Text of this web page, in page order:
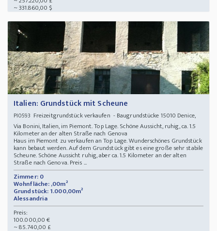
~ 331.860,00 $
Italien: Grundstück mit Scheune
PI0593 Freizeitgrundstück verkaufen - Baugrundstücke 15010 Denice,
Via Bonini, Italien, im Piemont. Top Lage. Schöne Aussicht, ruhig, ca. 1.5
Kilometer an der alten Straße nach Genova
Haus im Piemont zu verkaufen an Top Lage. Wunderschönes Grundstück
kann bebaut werden. Auf dem Grundstück gibt es eine große sehr stabile
Scheune. Schöne Aussicht ruhig, aber ca. 1.5 Kilometer an der alten
Straße nach Genova. Preis ...
Zimmer: 0
Wohnfläche: ,00m²
Grundstück: 1.000,00m²
Alessandria
Preis:
100.000,00 €
~ 85.740,00 £